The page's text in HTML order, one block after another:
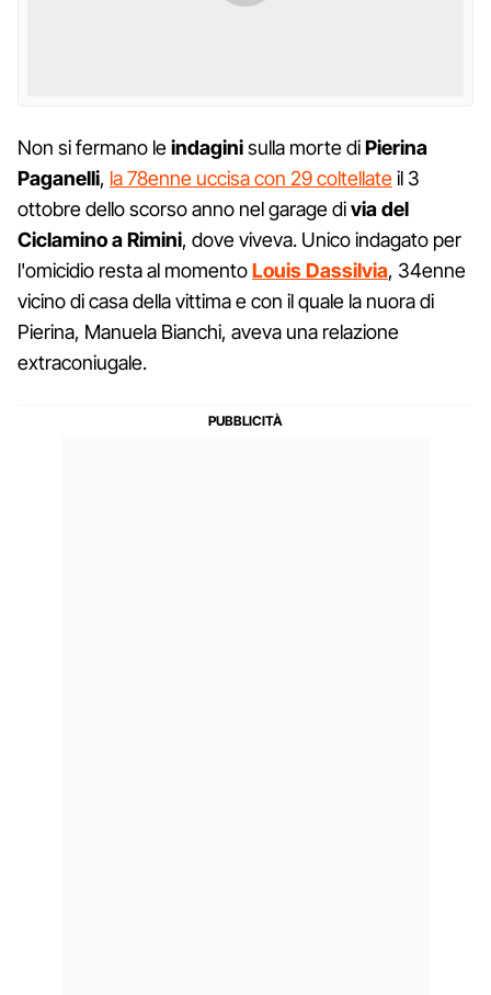
Non si fermano leindaginisulla morte diPierina
Paganelli, la 78enne uccisa con 29 coltellateil 3
ottobre dello scorso anno nel garage divia del
Ciclamino a Rimini, dove viveva. Unico indagato per
l'omicidio resta al momentoLouis Dassilvia, 34enne
vicino di casa della vittima e con il quale la nuora di
Pierina, Manuela Bianchi, aveva una relazione
extraconiugale.